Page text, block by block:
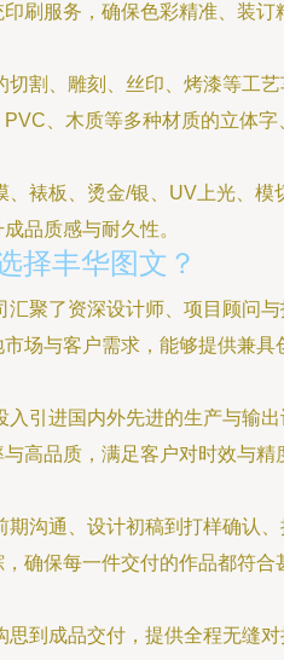
刷服务，确保色彩精准、装订
切割、雕刻、丝印、烤漆等工艺
、木质等多种材质的立体字
、裱板、烫金/银、UV上光、模
品质感与耐久性。
择丰华图文？
汇聚了资深设计师、项目顾问与
场与客户需求，能够提供兼具
入引进国内外先进的生产与输出
高品质，满足客户对时效与精
期沟通、设计初稿到打样确认、
确保每一件交付的作品都符合
思到成品交付，提供全程无缝对